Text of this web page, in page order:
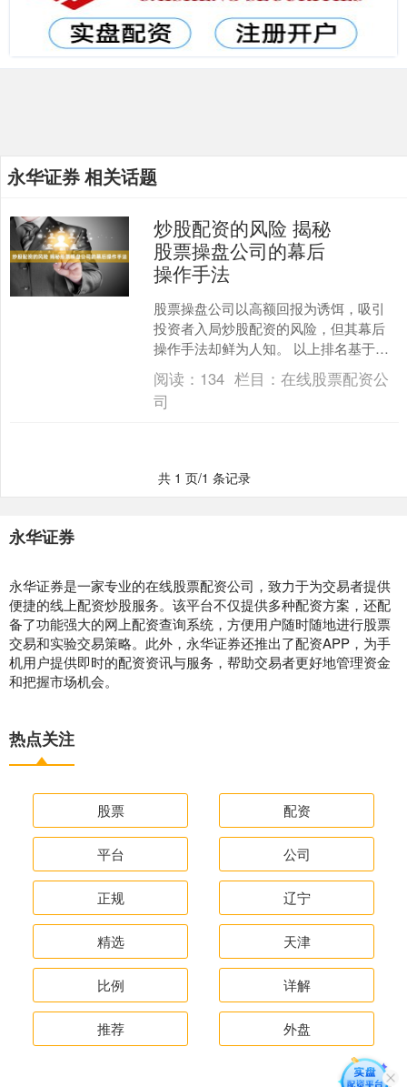
永华证券 相关话题
炒股配资的风险 揭秘
股票操盘公司的幕后
操作手法
股票操盘公司以高额回报为诱饵，吸引
投资者入局炒股配资的风险，但其幕后
操作手法却鲜为人知。 以上排名基于公
司规模、信誉、资金安全、风控体系、
利率水平和服务质量等因....
阅读： 134 栏目：在线股票配资公
司
共 1 页/1 条记录
永华证券
永华证券是一家专业的在线股票配资公司，致力于为交易者提供
便捷的线上配资炒股服务。该平台不仅提供多种配资方案，还配
备了功能强大的网上配资查询系统，方便用户随时随地进行股票
交易和实验交易策略。此外，永华证券还推出了配资APP，为手
机用户提供即时的配资资讯与服务，帮助交易者更好地管理资金
和把握市场机会。
热点关注
股票 配资
平台 公司
正规 辽宁
精选 天津
比例 详解
推荐 外盘